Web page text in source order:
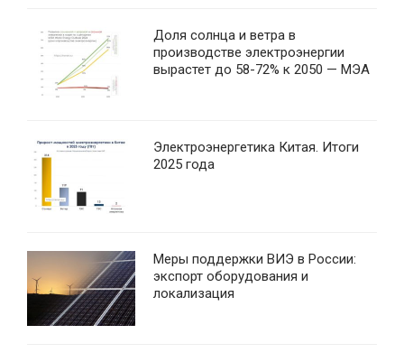
Доля солнца и ветра в
производстве электроэнергии
вырастет до 58-72% к 2050 — МЭА
Электроэнергетика Китая. Итоги
2025 года
Меры поддержки ВИЭ в России:
экспорт оборудования и
локализация